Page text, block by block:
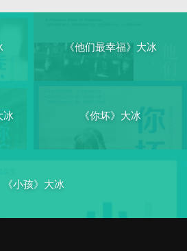
《他们最幸福》大冰
冰 《你坏》大冰
《小孩》大冰